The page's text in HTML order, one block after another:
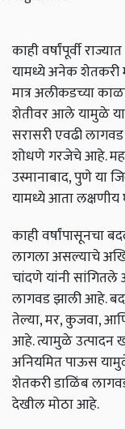
काही वर्षांपूर्वी
यामध्ये अनेक शेतकरी
मात्र अलीकडच्या
शेतीवर आले यामुळे याचे
सरासरी एवढी
शोधणे गरजेचे आहे.
उस्मानाबाद, पुणे या
यामध्ये आता
काही वर्षांपासूनचा
लागला असल्याचे
चांदणे यांनी सांगितले
लागवड झाली आहे.
तेल्या, मर, कुजवा, आणि
आहे. त्यामुळे उत्पादन
अनियमित पाऊस
शेतकरी डाळिंब
देखील मोठा आहे.